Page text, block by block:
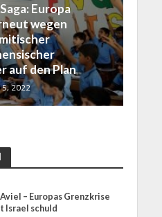
Europa
wegen
auf den Plan
2022
– Europas Grenzkrise
Israel schuld